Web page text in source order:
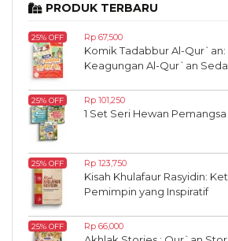
PRODUK TERBARU
25% OFF Rp 67,500
Komik Tadabbur Al-Qur`an:
Keagungan Al-Qur`an
25% OFF Rp 101,250
1 Set Seri Hewan Pemangsa
25% OFF Rp 123,750
Kisah Khulafaur Rasyidin:
Pemimpin yang Inspiratif
25% OFF Rp 66,000